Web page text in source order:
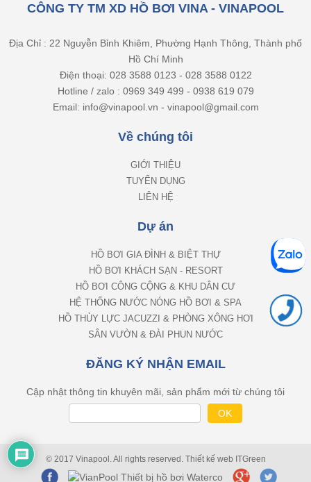
CÔNG TY TM XD HỒ BƠI VINA - VINAPOOL
Địa Chỉ : 22 Nguyễn Bỉnh Khiêm, Phường Hạnh Thông, Thành phố
Hồ Chí Minh
Điện thoại: 028 3588 0123 - 028 3588 0122
Hotline / zalo : 0969 349 499 - 0938 619 079
Email: info@vinapool.vn - vinapool@gmail.com
Về chúng tôi
GIỚI THIỆU
TUYỂN DỤNG
LIÊN HỆ
Dự án
HỒ BƠI GIA ĐÌNH & BIỆT THỰ
HỒ BƠI KHÁCH SẠN - RESORT
HỒ BƠI CÔNG CỘNG & KHU DÂN CƯ
HỆ THỐNG NƯỚC NÓNG HỒ BƠI & SPA
HỒ THỦY LỰC JACUZZI & PHÒNG XÔNG HƠI
SÂN VƯỜN & ĐÀI PHUN NƯỚC
ĐĂNG KÝ NHẬN EMAIL
Cập nhật thông tin khuyên mãi, sản phẩm mới từ chúng tôi
© 2017 Vinapool. All rights reserved. Thiết kế web ITGreen